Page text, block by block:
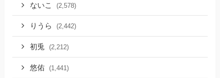
ないこ (2,578)
りうら (2,442)
初兎 (2,212)
悠佑 (1,441)